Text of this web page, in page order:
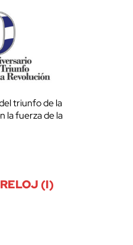
triunfo de la
la fuerza de la
(I)